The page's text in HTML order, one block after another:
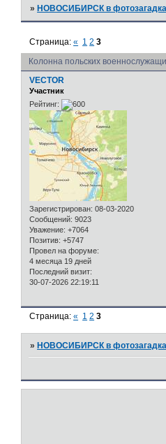
»НОВОСИБИРСК в
Колонна польских
Страница:« 1 2 3
VECTOR
Участник
Рейтинг:
Зарегистрирован: 08-03-2020
Сообщений: 9023
Уважение: +7064
Позитив: +5747
Провел на форуме:
4 месяца 19 дней
Последний визит:
30-07-2026 22:19:11
Страница:« 1 2 3
» НОВОСИБИРСК в